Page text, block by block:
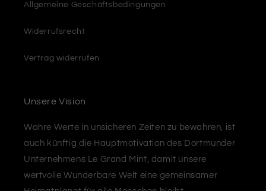
Allgemeine Geschäftsbedingungen
Widerrufsrecht
Vertrag widerrufen
Unsere Vision
Wahre Werte in unsicheren Zeiten zu bewahren, ist
auch künftig die Hauptmotivation des Dortmunder
Unternehmens Le Grand Mint, damit unsere
wertvolle Wunderbare Welt eine gemeinsamer